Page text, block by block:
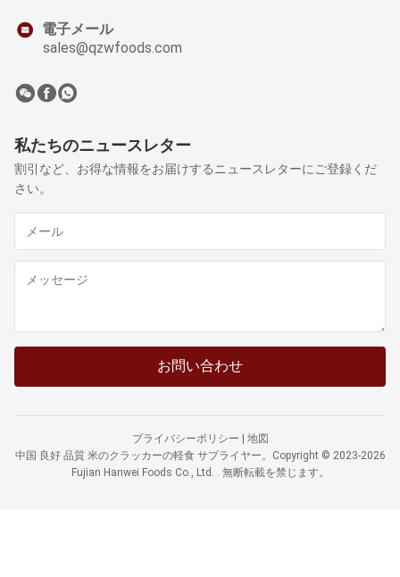
電子メール
sales@qzwfoods.com
私たちのニュースレター
割引など、お得な情報をお届けするニュースレターにご登録くだ
さい。
お問い合わせ
プライバシーポリシー
地図
中国 良好 品質 米のクラッカーの軽食 サプライヤー。Copyright © 2023-2026
Fujian Hanwei Foods Co., Ltd. . 無断転載を禁じます。